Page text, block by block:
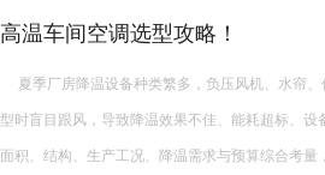
高温车间空调选型攻略！
夏季厂房降温设备种类繁多，负压风机、水帘
型时盲目跟风，导致降温效果不佳、能耗超标、
面积、结构、生产工况、降温需求与预算综合考量